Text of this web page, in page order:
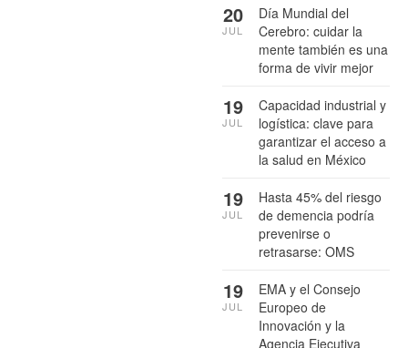
Día Mundial del
Cerebro: cuidar la
mente también es una
forma de vivir mejor
20
JUL
Capacidad industrial y
logística: clave para
garantizar el acceso a
la salud en México
19
JUL
Hasta 45% del riesgo
de demencia podría
prevenirse o
retrasarse: OMS
19
JUL
EMA y el Consejo
Europeo de
Innovación y la
Agencia Ejecutiva
19
JUL